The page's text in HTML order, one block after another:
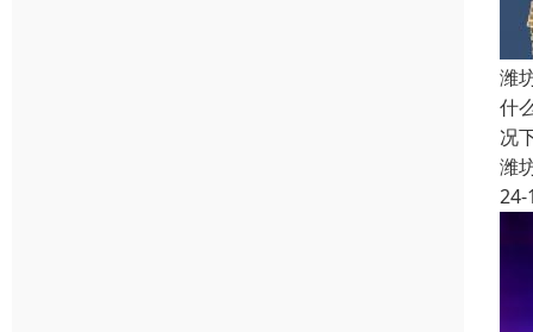
潍
什
况
潍
24-